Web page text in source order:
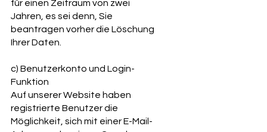
für einen Zeitraum von zwei
Jahren, es sei denn, Sie
beantragen vorher die Löschung
Ihrer Daten.
c) Benutzerkonto und Login-
Funktion
Auf unserer Website haben
registrierte Benutzer die
Möglichkeit, sich mit einer E-Mail-